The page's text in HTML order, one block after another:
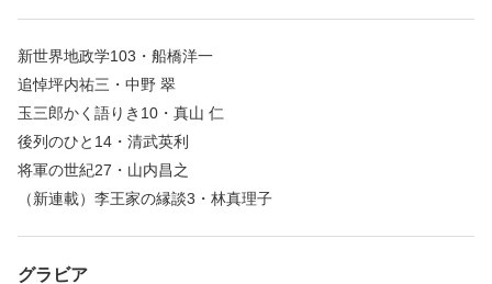
新世界地政学103・船橋洋一
追悼坪内祐三・中野 翠
玉三郎かく語りき10・真山 仁
後列のひと14・清武英利
将軍の世紀27・山内昌之
（新連載）李王家の縁談3・林真理子
グラビア